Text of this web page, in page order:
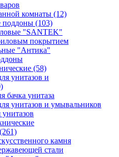
комнаты (12)
поддоны (103)
"SANTEK"
покрытием
"Антика"
(58)
унитазов и
бачка унитаза
унитазов и умывальников
(261)
камня
стали